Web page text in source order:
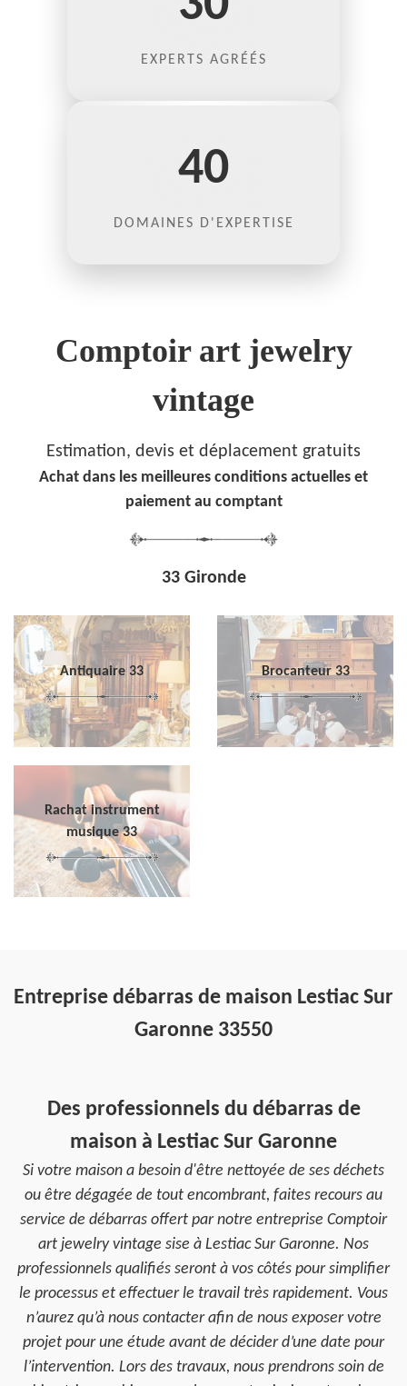
EXPERTS AGRÉÉS
40
DOMAINES D'EXPERTISE
Comptoir art jewelry
vintage
Estimation, devis et déplacement gratuits
Achat dans les meilleures conditions actuelles et
paiement au comptant
33 Gironde
Antiquaire 33 Brocanteur 33
Rachat instrument
musique 33
Entreprise débarras de maison Lestiac Sur
Garonne 33550
Des professionnels du débarras de
maison à Lestiac Sur Garonne
Si votre maison a besoin d'être nettoyée de ses déchets
ou être dégagée de tout encombrant, faites recours au
service de débarras offert par notre entreprise Comptoir
art jewelry vintage sise à Lestiac Sur Garonne. Nos
professionnels qualifiés seront à vos côtés pour simplifier
le processus et effectuer le travail très rapidement. Vous
n’aurez qu’à nous contacter afin de nous exposer votre
projet pour une étude avant de décider d’une date pour
l’intervention. Lors des travaux, nous prendrons soin de